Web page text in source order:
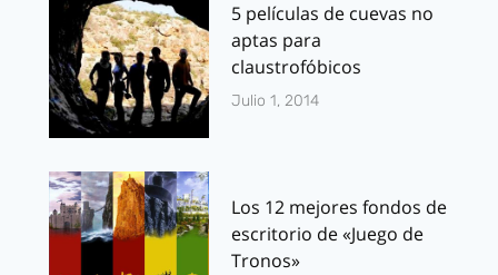
5 películas de cuevas no
aptas para
claustrofóbicos
Julio 1, 2014
Los 12 mejores fondos de
escritorio de «Juego de
Tronos»